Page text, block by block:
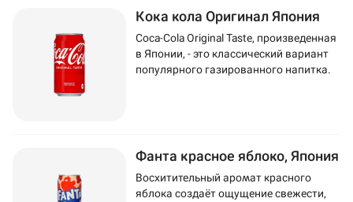
Кока кола Оригинал Япония
Coca-Cola Original Taste, произведенная
в Японии, - это классический вариант
популярного газированного напитка.
Фанта красное яблоко, Япония
Восхитительный аромат красного
яблока создаёт ощущение свежести,